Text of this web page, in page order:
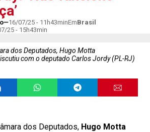
16/07/25 - 11h43minEmBrasil
25 - 15h43min
dos Deputados, Hugo Motta
com o deputado Carlos Jordy (PL-RJ)
dos Deputados, Hugo Motta